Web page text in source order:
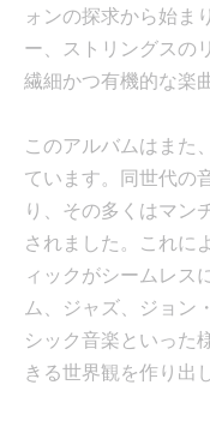
ォンの探求から始ま
ー、ストリングスの
繊細かつ有機的な楽
このアルバムはまた
ています。同世代の
り、その多くはマン
されました。これに
ィックがシームレス
ム、ジャズ、ジョン
シック音楽といった
きる世界観を作り出